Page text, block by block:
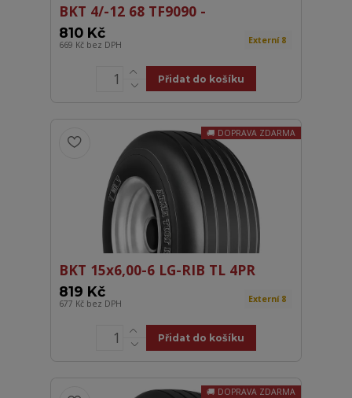
BKT 4/-12 68 TF9090 -
810 Kč
669 Kč bez DPH Externí 8
Přidat do košíku
DOPRAVA ZDARMA
BKT 15x6,00-6 LG-RIB TL 4PR
819 Kč
677 Kč bez DPH Externí 8
Přidat do košíku
DOPRAVA ZDARMA